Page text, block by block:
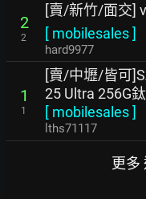
2
2
[賣/新竹/面交]
[ mobilesales]
hard9977
1
1
[賣/中壢/皆可
25 Ultra 256G
[ mobilesales]
lths71117
更多